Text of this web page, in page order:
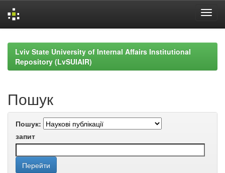
navigationLviv State University of Internal Affairs Institutional
Repository (LvSUIAIR)
Пошук
Пошук:
запит